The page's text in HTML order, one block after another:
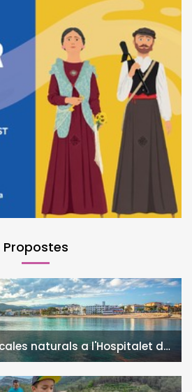
Propostes
naturals a l'Hospitalet de
i la Vall de Llors